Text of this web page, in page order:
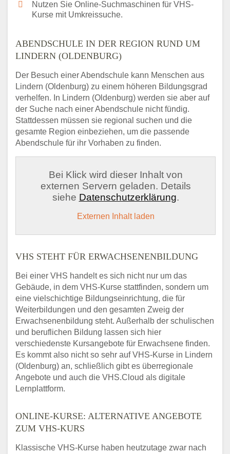
Nutzen Sie Online-Suchmaschinen für VHS-
Kurse mit Umkreissuche.
ABENDSCHULE IN DER REGION RUND UM
LINDERN (OLDENBURG)
Der Besuch einer Abendschule kann Menschen aus
Lindern (Oldenburg) zu einem höheren Bildungsgrad
verhelfen. In Lindern (Oldenburg) werden sie aber auf
der Suche nach einer Abendschule nicht fündig.
Stattdessen müssen sie regional suchen und die
gesamte Region einbeziehen, um die passende
Abendschule für ihr Vorhaben zu finden.
Bei Klick wird dieser Inhalt von
externen Servern geladen. Details
siehe Datenschutzerklärung.
Externen Inhalt laden
VHS STEHT FÜR ERWACHSENENBILDUNG
Bei einer VHS handelt es sich nicht nur um das
Gebäude, in dem VHS-Kurse stattfinden, sondern um
eine vielschichtige Bildungseinrichtung, die für
Weiterbildungen und den gesamten Zweig der
Erwachsenenbildung steht. Außerhalb der schulischen
und beruflichen Bildung lassen sich hier
verschiedenste Kursangebote für Erwachsene finden.
Es kommt also nicht so sehr auf VHS-Kurse in Lindern
(Oldenburg) an, schließlich gibt es überregionale
Angebote und auch die VHS.Cloud als digitale
Lernplattform.
ONLINE-KURSE: ALTERNATIVE ANGEBOTE
ZUM VHS-KURS
Klassische VHS-Kurse haben heutzutage zwar nach